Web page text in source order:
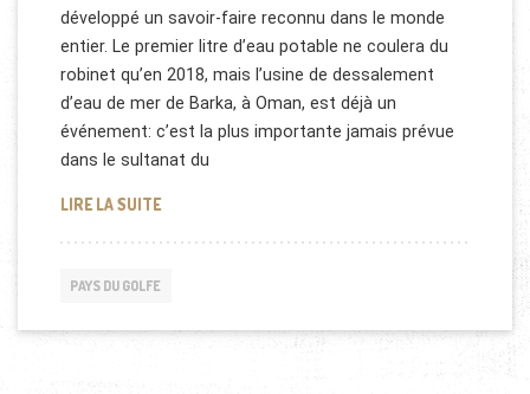
développé un savoir-faire reconnu dans le monde
entier. Le premier litre d’eau potable ne coulera du
robinet qu’en 2018, mais l’usine de dessalement
d’eau de mer de Barka, à Oman, est déjà un
événement: c’est la plus importante jamais prévue
dans le sultanat du
LIRE LA SUITEUSINE DE DESSALEMENT À OMAN
PAYS DU GOLFE